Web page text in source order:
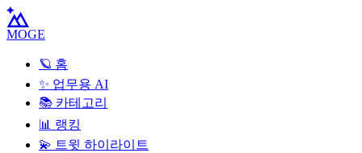
MOGE
🪐 홈
✨ 업무용 AI
📚 카테고리
📊 랭킹
💫 트윗 하이라이트